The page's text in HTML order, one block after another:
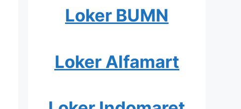
Loker BUMN
Loker Alfamart